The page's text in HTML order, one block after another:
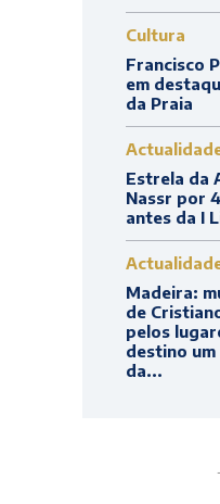
Cultura
Francisco
em
da Praia
Estrela da
Nassr por
antes da I
Madeira:
de
pelos
destino
da...